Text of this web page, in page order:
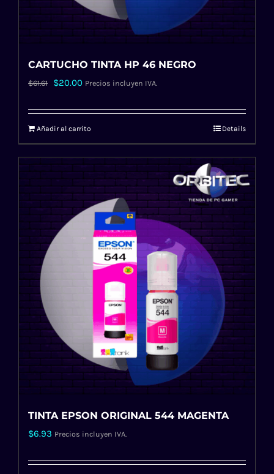
CARTUCHO TINTA HP 46 NEGRO
$61.61
El
original
era:
$20.00El
actual
es:
Precios incluyen IVA.
Añadir al carrito Details
TINTA EPSON ORIGINAL 544 MAGENTA
$6.93 Precios incluyen IVA.